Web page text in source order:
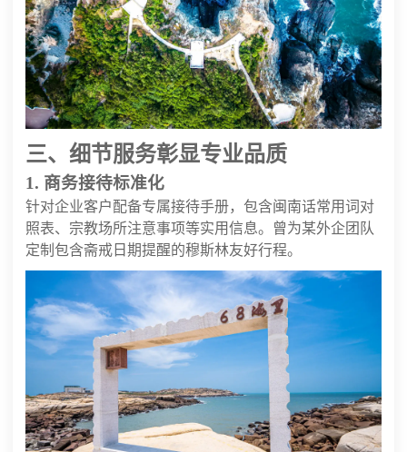
三、细节服务彰显专业品质
1. 商务接待标准化
针对企业客户配备专属接待手册，包含闽南话常用词对
照表、宗教场所注意事项等实用信息。曾为某外企团队
定制包含斋戒日期提醒的穆斯林友好行程。